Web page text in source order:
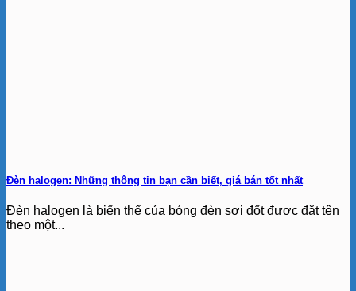
Đèn halogen: Những thông tin bạn cần biết, giá bán tốt nhất
Đèn halogen là biến thể của bóng đèn sợi đốt được đặt tên
theo một...